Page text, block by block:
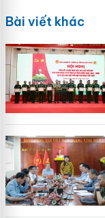
Bài viết khác